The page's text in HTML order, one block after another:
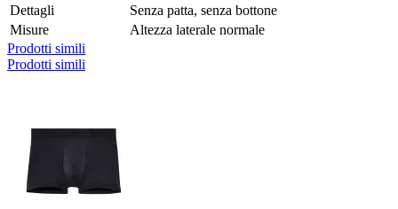
Dettagli
Senza patta, senza bottone
Misure
Altezza laterale normale
Prodotti simili
Prodotti simili